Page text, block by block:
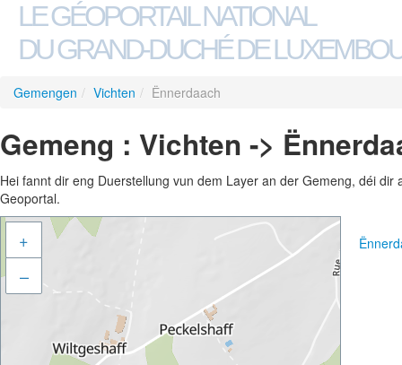
LE GÉOPORTAIL NATIONAL
DU GRAND-DUCHÉ DE
Gemengen / Vichten / Ënnerdaach
Gemeng : Vichten ->
Hei fannt dir eng Duerstellung vun dem Layer an der Gemeng, déi
Geoportal.
+
–